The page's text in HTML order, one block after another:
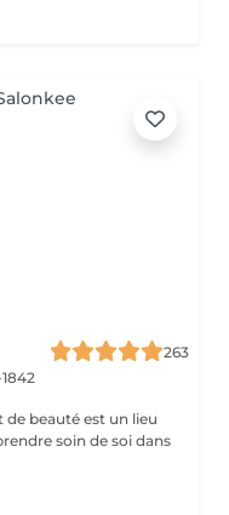
263
de beauté est un lieu
soin de soi dans